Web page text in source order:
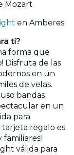
Mozart
en Amberes
ti?
forma que
Disfruta de las
en un
de velas.
bandas
en un
para
regalo es
válida para